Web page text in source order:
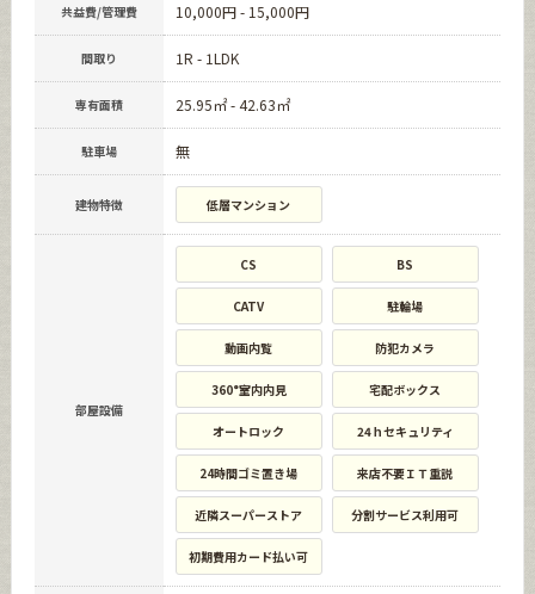
共益費/管理費 10,000円 - 15,000円
間取り 1R - 1LDK
専有面積 25.95㎡ - 42.63㎡
駐車場 無
建物特徴 低層マンション
部屋設備
CS BS
CATV 駐輪場
動画内覧 防犯カメラ
360°室内内見 宅配ボックス
オートロック 24ｈセキュリティ
24時間ゴミ置き場 来店不要ＩＴ重説
近隣スーパーストア 分割サービス利用可
初期費用カード払い可